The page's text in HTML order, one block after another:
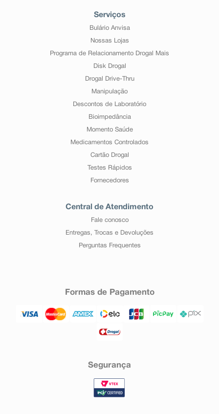
Serviços
Bulário Anvisa
Nossas Lojas
Programa de Relacionamento Drogal Mais
Disk Drogal
Drogal Drive-Thru
Manipulação
Descontos de Laboratório
Bioimpedância
Momento Saúde
Medicamentos Controlados
Cartão Drogal
Testes Rápidos
Fornecedores
Central de Atendimento
Fale conosco
Entregas, Trocas e Devoluções
Perguntas Frequentes
Formas de Pagamento
Segurança